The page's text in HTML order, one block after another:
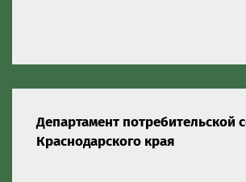
Департамент потребительской
Краснодарского края